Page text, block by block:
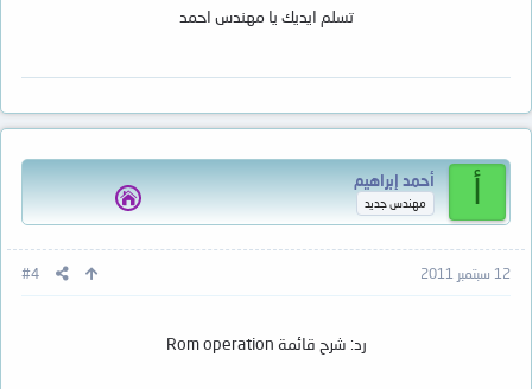
تسلم ايديك يا مهندس احمد
أحمد إبراهيم
مهندس جديد
12 سبتمبر 2011 #4
رد: شرح قائمة Rom operation